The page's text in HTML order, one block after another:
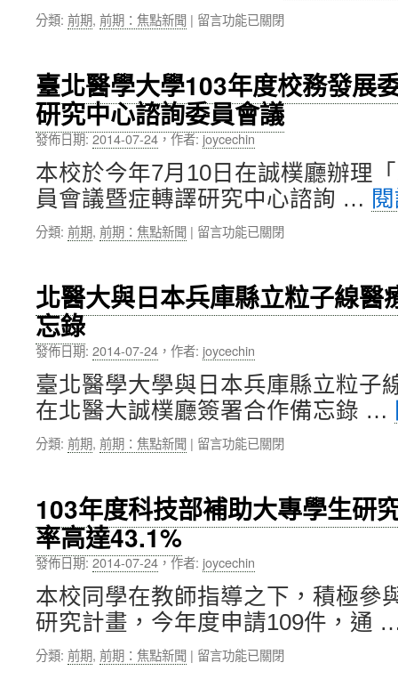
二
大
樓
啟
用，
從
急
重
症
療
長
期
照
護〉
中
分類: 前期, 前期：焦點新聞 | 在
醫
療
體
系
赴
緬
甸、
馬
來
舉
辦
「案
分
享
記
者
暨
講
座」〉
留言功能已關閉
臺北醫學大學103年度校務發展
研究中心諮詢委員會議
發佈日期:2014-07-24，作者: joycechin
本校於今年7月10日在誠樸廳辦理
員會議暨症轉譯研究中心諮詢 …
分類: 前期, 前期：焦點新聞 | 在
醫
學
大
103
年
度
校
務
發
員
會
議
癌
症
轉
譯
究
留言功能已關閉
北醫大與日本兵庫縣立粒子線醫
忘錄
發佈日期: 2014-07-24 ， 作者: joycechin
臺北醫學大學與日本兵庫縣立粒子
在北醫大誠樸廳簽署合作備忘錄 …
分類: 前期, 前期：焦點新聞 | 在
大
與
日
兵
庫
縣
立
粒
子
留言功能已關閉
103年度科技部補助大專學生研
率高達43.1%
發佈日期: 2014-07-24，作者: joycechin
本校同學在教師指導之下，積極參
研究計畫，今年度申請109件，通
分類: 前期, 前期：焦點新聞 | 在
留言功能已關閉